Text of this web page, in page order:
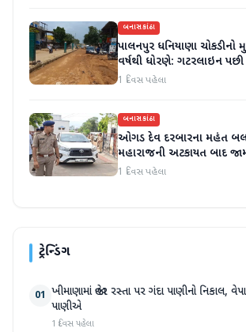
બનાસકાંઠા
પાલનપુર ધનિયાણા ચોકડીનો
વર્ષથી ધોરણે: ગટરલાઇન
હાલાકી
1 દિવસ પહેલા
બનાસકાંઠા
ઓગડ દેવ દરબારના મહંત
મહારાજની અટકાયત બાદ
1 દિવસ પહેલા
ટ્રેન્ડિંગ
01 ખીમાણામાં જાહેર રસ્તા પર ગંદા પાણીનો નિકાલ,
પાણીએ
1 દિવસ પહેલા